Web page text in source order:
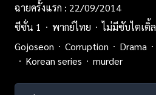
ฉายครั้งแรก : 22/09/2014
ซีซั่น 1
พากย์ไทย ไม่มีซับไตเติ้ล
Gojoseon
Corruption Drama
Korean series
murder